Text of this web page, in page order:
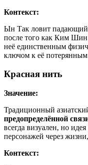
Контекст:
Ын Так ловит падающий
после того как Ким Шин
неё единственным
ключом к её
Красная нить
Значение:
Традиционный
предопределённой
всегда визуален, но
персонажей через
Контекст: